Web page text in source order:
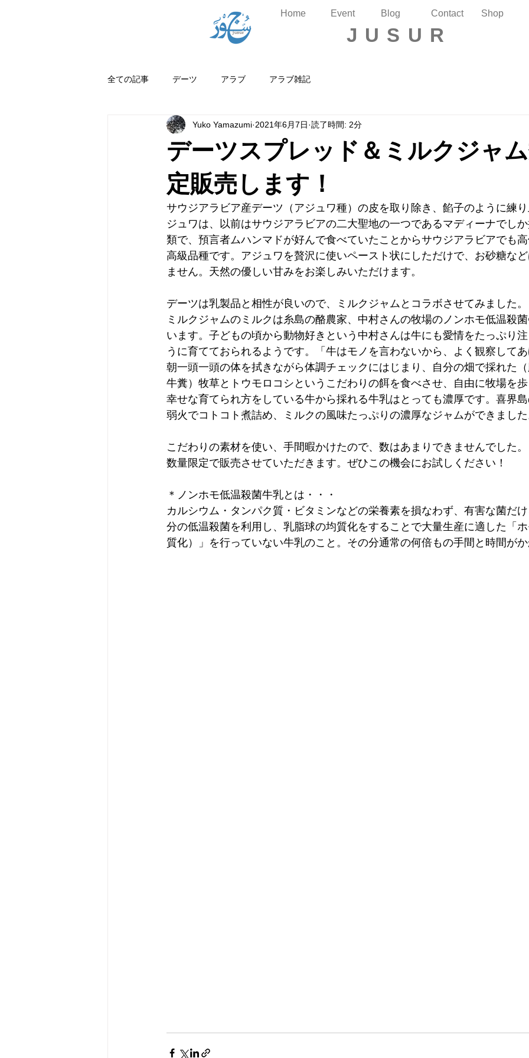
Home Event Blog Contact Shop
JUSUR
全ての記事 デーツ アラブ アラブ雑記
デーツスプレッド＆ミルクジャ
定販売します！
Yuko Yamazumi 2021年6月7日 読了時間: 2分
サウジアラビア産デーツ（アジュワ種）の皮を取り除き、餡子のように練
ジュワは、以前はサウジアラビアの二大聖地の一つであるマディーナでし
類で、預言者ムハンマドが好んで食べていたことからサウジアラビアでも
高級品種です。アジュワを贅沢に使いペースト状にしただけで、お砂糖な
ません。天然の優しい甘みをお楽しみいただけます。
デーツは乳製品と相性が良いので、ミルクジャムとコラボさせてみました。
ミルクジャムのミルクは糸島の酪農家、中村さんの牧場のノンホモ低温殺
います。子どもの頃から動物好きという中村さんは牛にも愛情をたっぷり
うに育てておられるようです。「牛はモノを言わないから、よく観察して
朝一頭一頭の体を拭きながら体調チェックにはじまり、自分の畑で採れた
牛糞）牧草とトウモロコシというこだわりの餌を食べさせ、自由に牧場を
幸せな育てられ方をしている牛から採れる牛乳はとっても濃厚です。喜界島
弱火でコトコト煮詰め、ミルクの風味たっぷりの濃厚なジャムができました
こだわりの素材を使い、手間暇かけたので、数はあまりできませんでした。
数量限定で販売させていただきます。ぜひこの機会にお試しください！
＊ノンホモ低温殺菌牛乳とは・・・
カルシウム・タンパク質・ビタミンなどの栄養素を損なわず、有害な菌だ
分の低温殺菌を利用し、乳脂球の均質化をすることで大量生産に適した「
質化）」を行っていない牛乳のこと。その分通常の何倍もの手間と時間がか